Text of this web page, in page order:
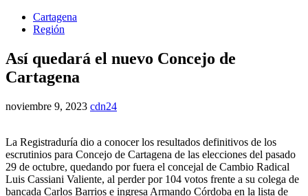
Cartagena
Región
Así quedará el nuevo Concejo de
Cartagena
noviembre 9, 2023 cdn24
La Registraduría dio a conocer los resultados definitivos de los
escrutinios para Concejo de Cartagena de las elecciones del pasado
29 de octubre, quedando por fuera el concejal de Cambio Radical
Luis Cassiani Valiente, al perder por 104 votos frente a su colega de
bancada Carlos Barrios e ingresa Armando Córdoba en la lista de